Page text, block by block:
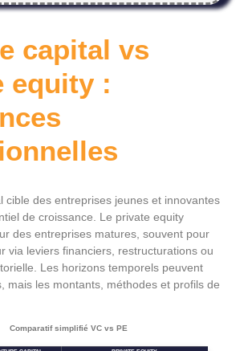
capital vs
equity :
cible des entreprises jeunes et innovantes
de croissance. Le private equity
des entreprises matures, souvent pour
via leviers financiers, restructurations ou
Les horizons temporels peuvent
mais les montants, méthodes et profils de
Comparatif simplifié VC vs PE